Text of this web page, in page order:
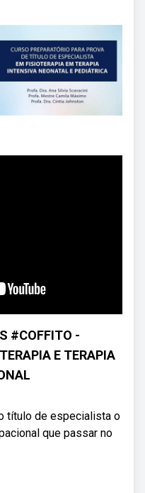
#COFFITO -
E TERAPIA
título de especialista o
que passar no